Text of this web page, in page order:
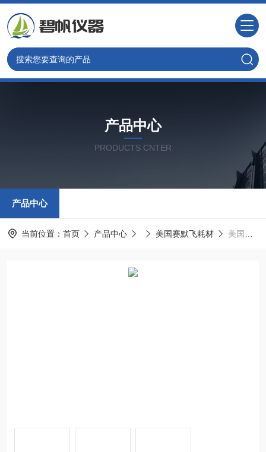
产品中心
PRODUCTS CNTER
产品中心
当前位置： 首页 产品中心 美国赛默飞耗材 美国赛默飞涂层石墨管942339395071现货